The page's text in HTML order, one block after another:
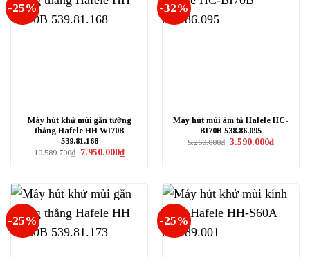
-25%
Máy hút khử mùi gắn tường
thẳng Hafele HH WI70B
539.81.168
10.589.700₫ Giá
7.950.000₫Giá
hiện
7.950.000₫.
-32%
Máy hút mùi âm tủ Hafele HC-
BI70B 538.86.095
5.260.000₫ Giá
3.590.000₫Giá
hiện
-25% -25%